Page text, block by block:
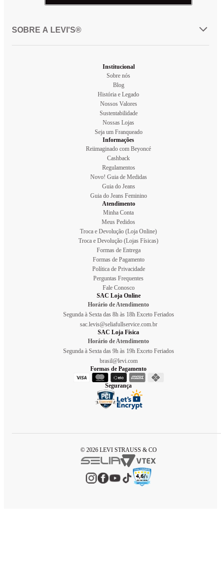
SOBRE A LEVI'S®
Institucional
Sobre nós
Blog
História e Legado
Nossos Valores
Sustentabilidade
Nossas Lojas
Seja um Franqueado
Informações
Reiimaginado com Beyoncé
Cashback
Regulamentos
Novo! Guia de Medidas
Guia do Jeans
Guia do Jeans Feminino
Atendimento
Minha Conta
Meus Pedidos
Troca e Devolução (Loja Online)
Troca e Devolução (Lojas Físicas)
Formas de Entrega
Formas de Pagamento
Política de Privacidade
Perguntas Frequentes
Fale Conosco
SAC Loja Online
Horário de Atendimento
Segunda à Sexta das 8h às 18h Exceto Feriados
sac.levis@seliafullservice.com.br
SAC Loja Física
Horário de Atendimento
Segunda à Sexta das 9h às 19h Exceto Feriados
brasil@levi.com
Formas de Pagamento
Segurança
© 2026 LEVI STRAUSS & CO